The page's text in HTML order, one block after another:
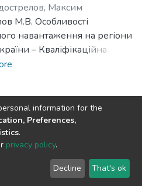
Максим
;Nedostrelov, Maksym V.
М.В. Особливості
навантаження на регіони
– Кваліфікаційна
на правах рукопису.
101 – Екологія. –
університет
Одеса, 2026.
присвячена вирішенню
наукової задачі щодо
особливостей факторів
© 2009-2026
End User
Agreement
Send
Feedback
information for the
Preferences,
.
privacy policy.
Decline That's ok